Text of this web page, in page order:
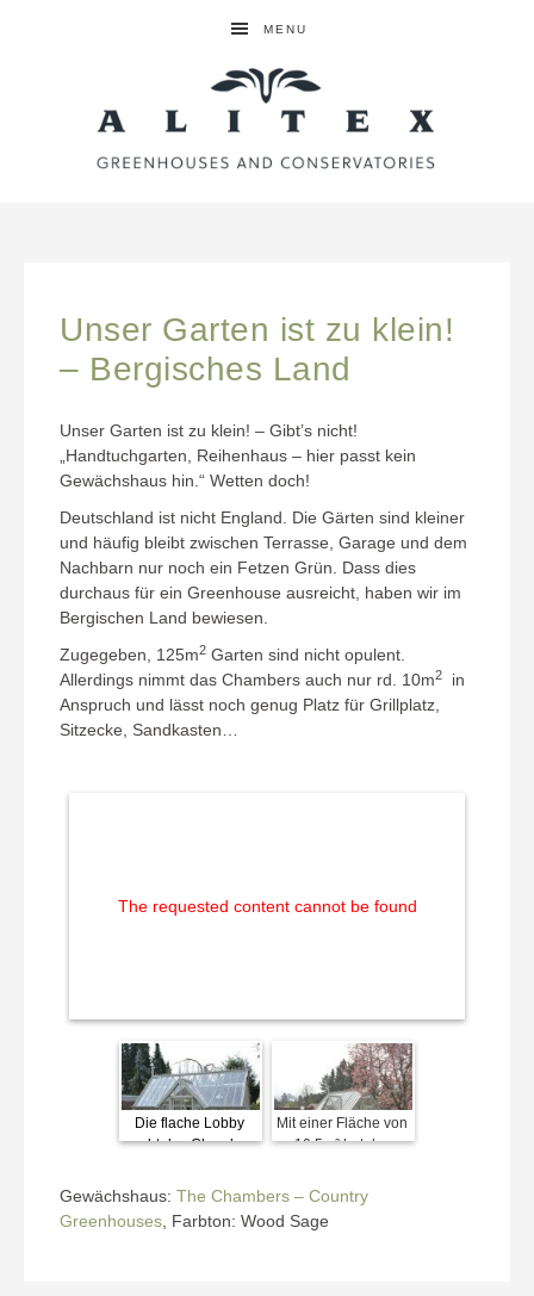
MENU
Unser Garten ist zu klein!
– Bergisches Land
Unser Garten ist zu klein! – Gibt’s nicht!
„Handtuchgarten, Reihenhaus – hier passt kein
Gewächshaus hin.“ Wetten doch!
Deutschland ist nicht England. Die Gärten sind kleiner
und häufig bleibt zwischen Terrasse, Garage und dem
Nachbarn nur noch ein Fetzen Grün. Dass dies
durchaus für ein Greenhouse ausreicht, haben wir im
Bergischen Land bewiesen.
Zugegeben, 125m2 Garten sind nicht opulent.
Allerdings nimmt das Chambers auch nur rd. 10m2
in
Anspruch und lässt noch genug Platz für Grillplatz,
Sitzecke, Sandkasten…
The requested content cannot be found
Die flache Lobby
macht das Chambers
Mit einer Fläche von
10,5m² hat das
überall Platz.
Gewächshaus: The Chambers – Country
Greenhouses , Farbton: Wood Sage